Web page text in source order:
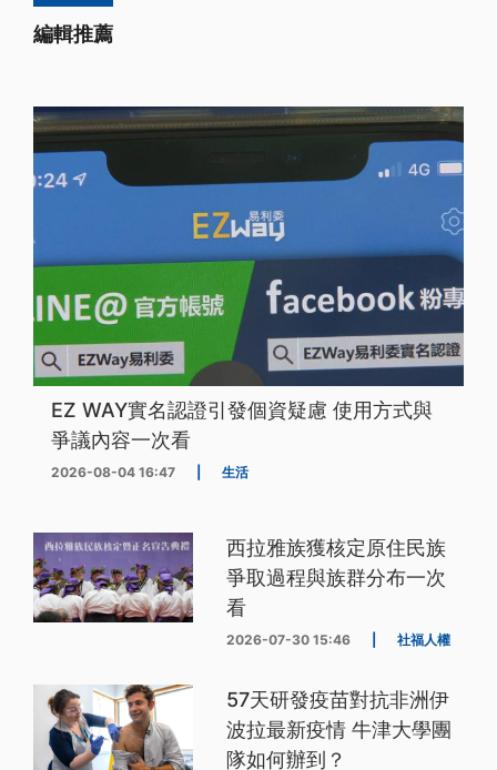
編輯推薦
EZ WAY實名認證引發個資疑慮 使用方式與
爭議內容一次看
2026-08-04 16:47 生活
西拉雅族獲核定原住民族
爭取過程與族群分布一次
看
2026-07-30 15:46 社福人權
57天研發疫苗對抗非洲伊
波拉最新疫情 牛津大學團
隊如何辦到？